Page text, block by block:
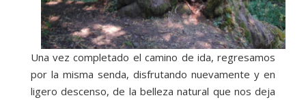
Una vez completado el camino de ida, regresamos
por la misma senda, disfrutando nuevamente y en
ligero descenso, de la belleza natural que nos deja